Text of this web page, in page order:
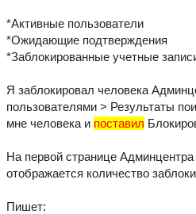
*Активные пользователи
*Ожидающие подтверждения
*Заблокированные учетные
Я заблокировал человека
пользователями > Результаты
мне человека и поставил
На первой странице Админцентра
отображается количество
Пишет: